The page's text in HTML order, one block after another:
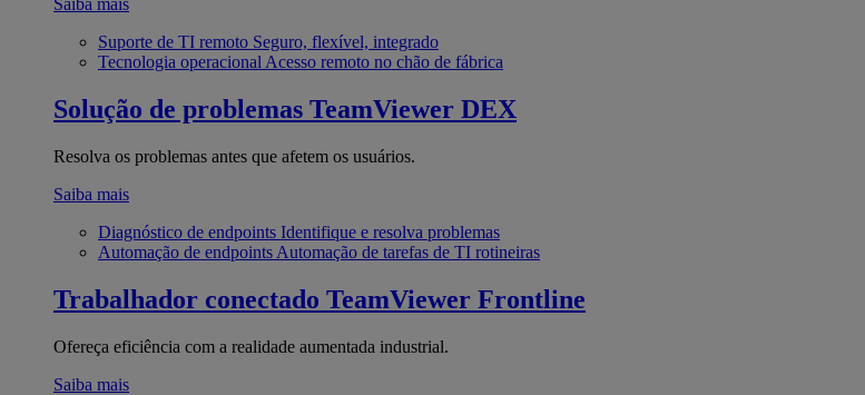
Saiba mais
Suporte de TI remoto Seguro, flexível, integrado
Tecnologia operacional Acesso remoto no chão de fábrica
Solução de problemas TeamViewer DEX
Resolva os problemas antes que afetem os usuários.
Saiba mais
Diagnóstico de endpoints Identifique e resolva problemas
Automação de endpoints Automação de tarefas de TI rotineiras
Trabalhador conectado TeamViewer Frontline
Ofereça eficiência com a realidade aumentada industrial.
Saiba mais